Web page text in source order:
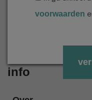
voorwaarden
info